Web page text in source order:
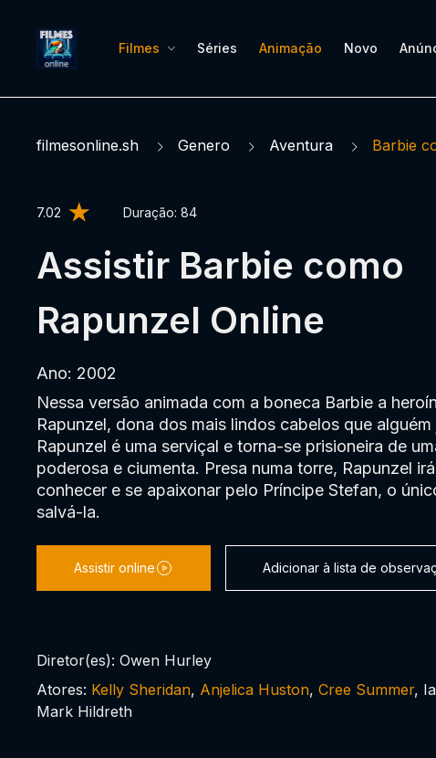
Filmes Séries Animação Novo
filmesonline.sh Genero Aventura Barbie
7.02 Duração: 84
Assistir Barbie como
Rapunzel Online
Ano: 2002
Nessa versão animada com a boneca Barbie a
Rapunzel, dona dos mais lindos cabelos que
Rapunzel é uma serviçal e torna-se prisioneira de
poderosa e ciumenta. Presa numa torre, Rapunzel
conhecer e se apaixonar pelo Príncipe Stefan, o
salvá-la.
Assistir online Adicionar à lista de
Diretor(es): Owen Hurley
Atores: Kelly Sheridan, Anjelica Huston, Cree Summer,
Mark Hildreth